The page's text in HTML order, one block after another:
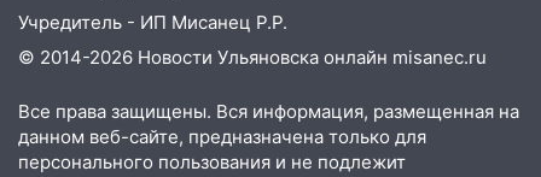
Учредитель - ИП Мисанец Р.Р.
© 2014-2026 Новости Ульяновска онлайн misanec.ru
Все права защищены. Вся информация, размещенная на
данном веб-сайте, предназначена только для
персонального пользования и не подлежит